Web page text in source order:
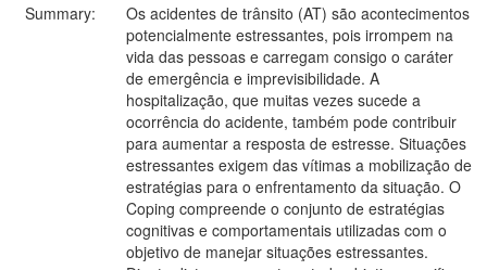
Summary:
Os acidentes de trânsito (AT) são acontecimentos
potencialmente estressantes, pois irrompem na
vida das pessoas e carregam consigo o caráter
de emergência e imprevisibilidade. A
hospitalização, que muitas vezes sucede a
ocorrência do acidente, também pode contribuir
para aumentar a resposta de estresse. Situações
estressantes exigem das vítimas a mobilização de
estratégias para o enfrentamento da situação. O
Coping compreende o conjunto de estratégias
cognitivas e comportamentais utilizadas com o
objetivo de manejar situações estressantes.